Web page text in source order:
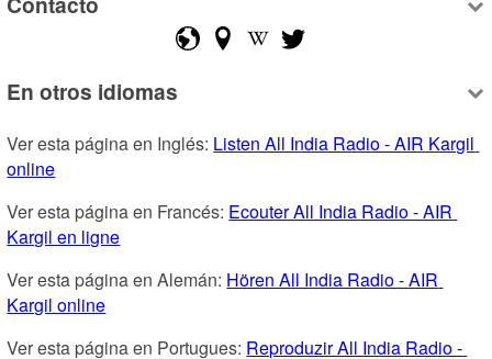
En otros idiomas
Ver esta página en Inglés: Listen All India Radio - AIR Kargil
online
Ver esta página en Francés: Ecouter All India Radio - AIR
Kargil en ligne
Ver esta página en Alemán: Hören All India Radio - AIR
Kargil online
Ver esta página en Portugues: Reproduzir All India Radio -